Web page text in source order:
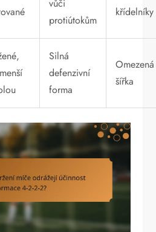
vůči
protiútokům
křídelníky
Silná
defenzivní
forma
Omezená
šířka